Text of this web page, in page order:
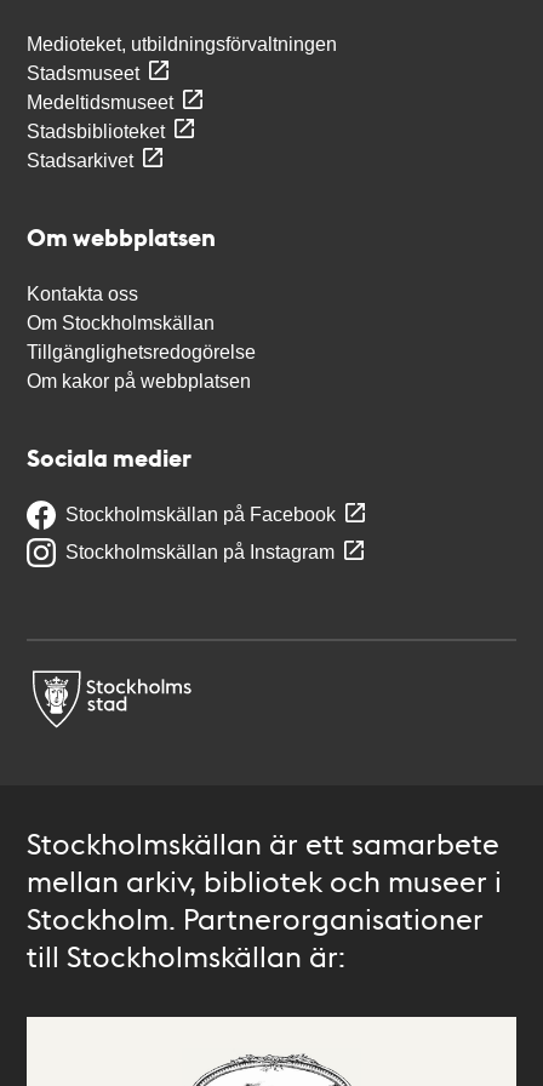
Medioteket, utbildningsförvaltningen
Stadsmuseet
Medeltidsmuseet
Stadsbiblioteket
Stadsarkivet
Om webbplatsen
Kontakta oss
Om Stockholmskällan
Tillgänglighetsredogörelse
Om kakor på webbplatsen
Sociala medier
Stockholmskällan på Facebook
Stockholmskällan på Instagram
Stockholmskällan är ett samarbete
mellan arkiv, bibliotek och museer i
Stockholm. Partnerorganisationer
till Stockholmskällan är: